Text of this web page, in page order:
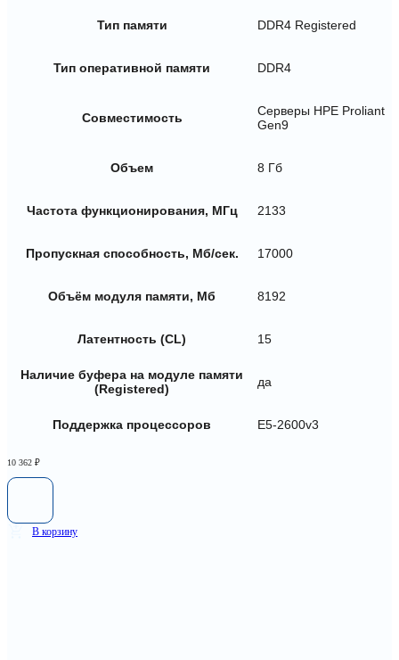
Тип памяти DDR4 Registered
Тип оперативной памяти DDR4
Совместимость
Серверы HPE Proliant
Gen9
Объем 8 Гб
Частота функционирования, МГц 2133
Пропускная способность, Мб/сек. 17000
Объём модуля памяти, Мб 8192
Латентность (CL) 15
Наличие буфера на модуле памяти
(Registered)
да
Поддержка процессоров E5-2600v3
10 362 ₽
В корзину